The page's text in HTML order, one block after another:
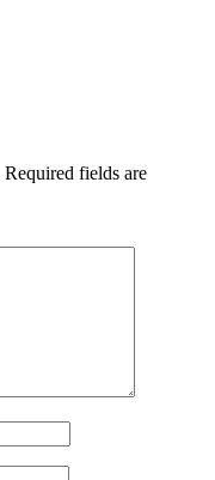
Required fields are